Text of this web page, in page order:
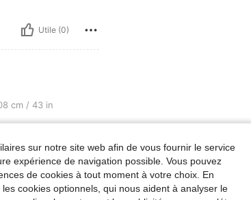
Utile (0)
cm / 24 in, Buste: 78 cm / 31 in, Couleur: Multicolore, Taille: M
cm / 43 in
sur notre site web afin de vous fournir le service
expérience de navigation possible. Vous pouvez
de cookies à tout moment à votre choix. En
cookies optionnels, qui nous aident à analyser le